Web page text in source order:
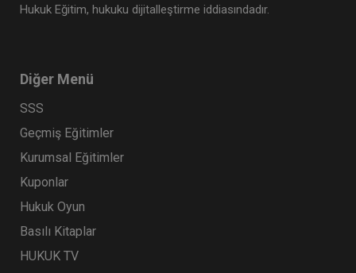
Hukuk Eğitim, hukuku dijitalleştirme iddiasındadır.
Diğer Menü
SSS
Geçmiş Eğitimler
Kurumsal Eğitimler
Kuponlar
Hukuk Oyun
Basılı Kitaplar
HUKUK TV